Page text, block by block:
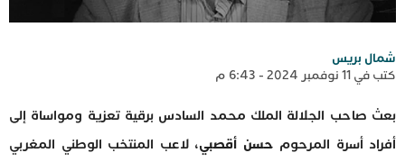
شمال بريس
كتب في 11 نوفمبر 2024 - 6:43 م
بعث صاحب الجلالة الملك محمد السادس برقية تعزية ومواساة إلى
أفراد أسرة المرحوم حسن أقصبي، لاعب المنتخب الوطني المغربي